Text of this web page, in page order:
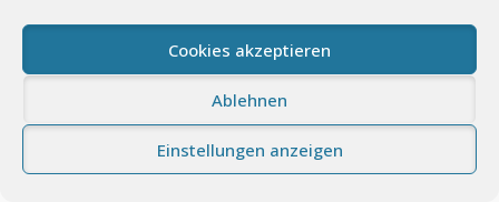
Cookies akzeptieren
Ablehnen
Einstellungen anzeigen